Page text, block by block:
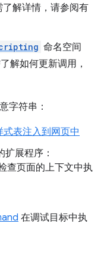
了解详情，请参阅有
命名空间
解如何更新调用，
字符串：
表注入到网页中
扩展程序：
查页面的上下文中执
在调试目标中执